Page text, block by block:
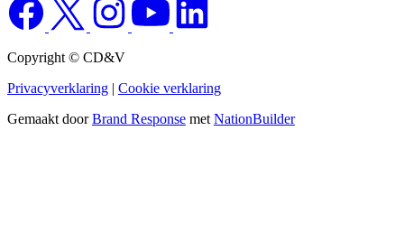
Copyright © CD&V
Privacyverklaring | Cookie verklaring
Gemaakt doorBrand Response met NationBuilder